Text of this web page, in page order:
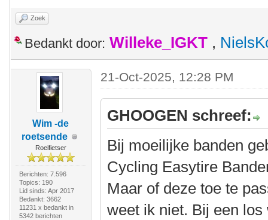
Zoek
Bedankt door: Willeke_IGKT ,
Wim -de
roetsende
Roeifietser
Berichten: 7.596
Topics: 190
Lid sinds: Apr 2017
Bedankt: 3662
11231 x bedankt in
5342 berichten
21-Oct-2025, 12:28 PM
GHOOGEN schreef:
Bij moeilijke banden
Cycling Easytire
Maar of deze toe te
weet ik niet. Bij een